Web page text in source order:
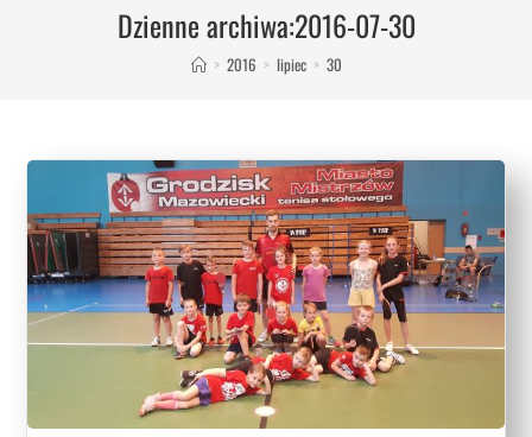
Dzienne archiwa:2016-07-30
> 2016 > lipiec > 30